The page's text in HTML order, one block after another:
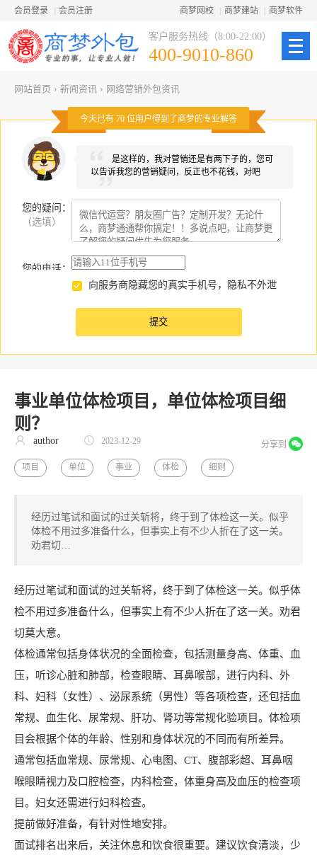
会员登录 会员注册 商梦网校 商梦建站 商梦软件
客户服务热线（8:00-22:00）
400-9010-860
网站首页 › 新闻资讯 › 网络营销外包资讯
今天已有 70 位用户得到了商梦的专业解答
是这样的，我对营销还是有两下子的，您可
以告诉我您的营销疑问，反正也不花钱，对吧
您的疑问
（选填）
：
您的电话：
向服务商隐藏您的真实手机号，隐私不外泄
事业单位体检项目，单位体检项目细
则？
分享到
author 2023-12-29
项目 单位 事业 体检 细则
经历过笔试和面试的过关斩将，终于到了体检这一关。似乎
体检不用过多准备什么，但事实上有不少人折在了这一关。
劝君切…
经历过笔试和面试的过关斩将，终于到了体检这一关。似乎体
检不用过多准备什么，但事实上有不少人折在了这一关。劝君
切莫大意。
体检通常包括身体状况的全面检查，包括测量身高、体重、血
压，听诊心脏和肺部，检查眼睛、耳鼻喉部，进行内科、外
科、妇科（女性）、泌尿系统（男性）等各项检查，还包括血
常规、血生化、尿常规、肝功、肾功等常规化验项目。体检项
目会根据个体的年龄、性别和身体状况的不同而有所差异。
通常包括血常规、尿常规、心电图、CT、腹部彩超、耳鼻咽
喉眼睛视力及口腔检查，内科检查，体重身高及血压的检查项
目。妇女还需进行妇科检查。
提前做好准备，有针对性地安排。
面试排名出来后，关注休息和饮食很重要。建议饮食清淡，少